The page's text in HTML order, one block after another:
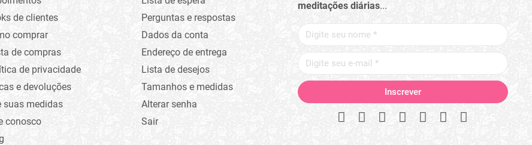
de clientes
comprar
de compras
de privacidade
e devoluções
suas medidas
conosco
Perguntas e respostas
Dados da conta
Endereço de entrega
Lista de desejos
Tamanhos e medidas
Alterar senha
Sair
meditações diárias...